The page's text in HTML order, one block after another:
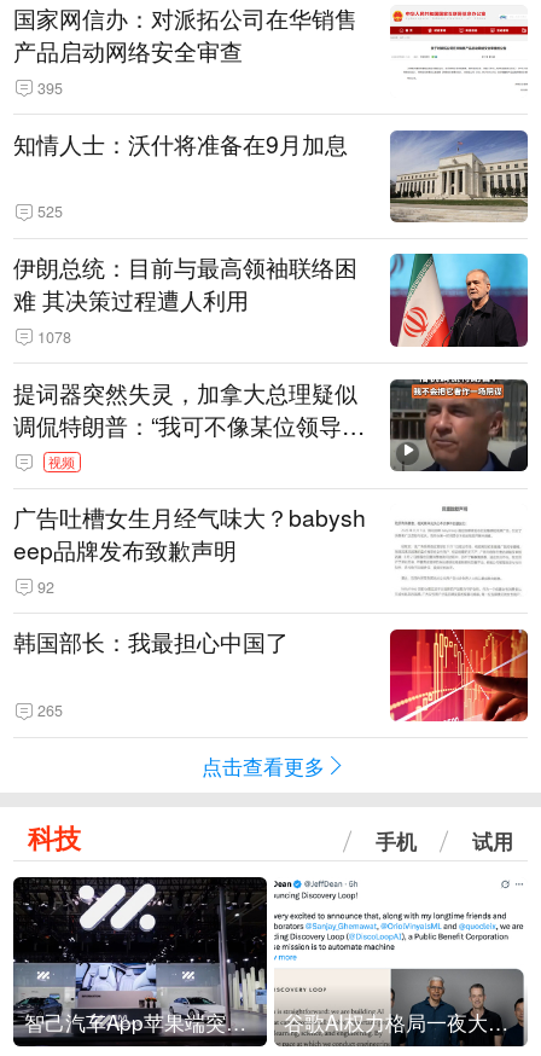
国家网信办：对派拓公司在华销售
产品启动网络安全审查
395
知情人士：沃什将准备在9月加息
525
伊朗总统：目前与最高领袖联络困
难 其决策过程遭人利用
1078
提词器突然失灵，加拿大总理疑似
调侃特朗普：“我可不像某位领导
人，把这当成一场阴谋”，全场哄笑
视频
广告吐槽女生月经气味大？babysh
eep品牌发布致歉声明
92
韩国部长：我最担心中国了
265
点击查看更多
科技 手机 试用
智己汽车App苹果端突然“下架” 谷歌AI权力格局一夜大洗牌